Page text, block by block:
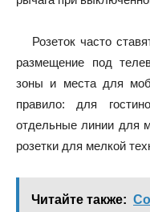
Розеток часто
размещение под
зоны и места для
правило: для
отдельные линии для
розетки для мелкой
Читайте также: